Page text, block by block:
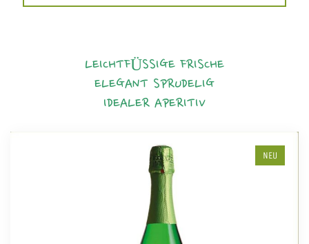
LEICHTFÜSSIGE FRISCHE
ELEGANT SPRUDELIG
IDEALER APERITIV
NEU